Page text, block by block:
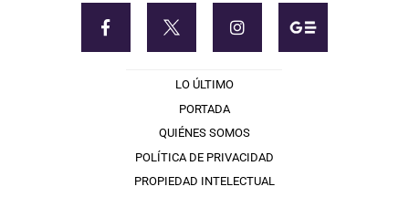
LO ÚLTIMO
PORTADA
QUIÉNES SOMOS
POLÍTICA DE PRIVACIDAD
PROPIEDAD INTELECTUAL